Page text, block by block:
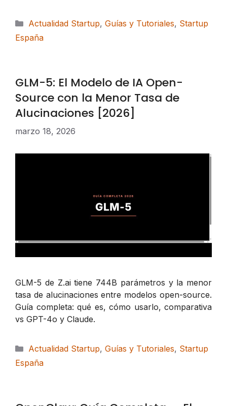
Categorías
Actualidad Startup, Guías y Tutoriales, Startup
España
GLM-5: El Modelo de IA Open-
Source con la Menor Tasa de
Alucinaciones [2026]
marzo 18, 2026
GLM-5 de Z.ai tiene 744B parámetros y la menor
tasa de alucinaciones entre modelos open-source.
Guía completa: qué es, cómo usarlo, comparativa
vs GPT-4o y Claude.
Categorías
Actualidad Startup, Guías y Tutoriales, Startup
España